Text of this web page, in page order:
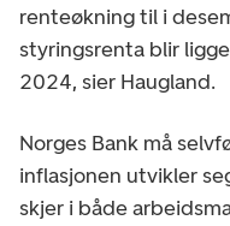
renteøkning til i
styringsrenta blir
2024, sier Haugland.
Norges Bank må
inflasjonen utvikler
skjer i både